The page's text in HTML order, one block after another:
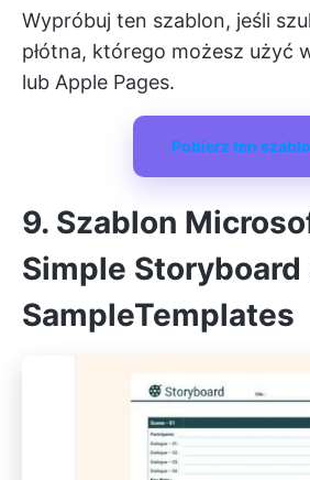
Wypróbuj ten szablon, jeśli
płótna, którego możesz użyć
lub Apple Pages.
Pobierz ten
9. Szablon
Simple Storyboard
SampleTemplates